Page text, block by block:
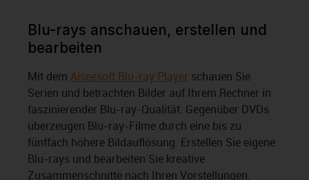
Blu-rays anschauen, erstellen und
bearbeiten
Mit dem Aiseesoft Blu-ray Player schauen Sie
Serien und betrachten Bilder auf Ihrem Rechner in
faszinierender Blu-ray-Qualität. Gegenüber DVDs
überzeugen Blu-ray-Filme durch eine bis zu
fünffach höhere Bildauflösung. Erstellen Sie eigene
Blu-rays und bearbeiten Sie kreative
Zusammenschnitte nach Ihren Vorstellungen.